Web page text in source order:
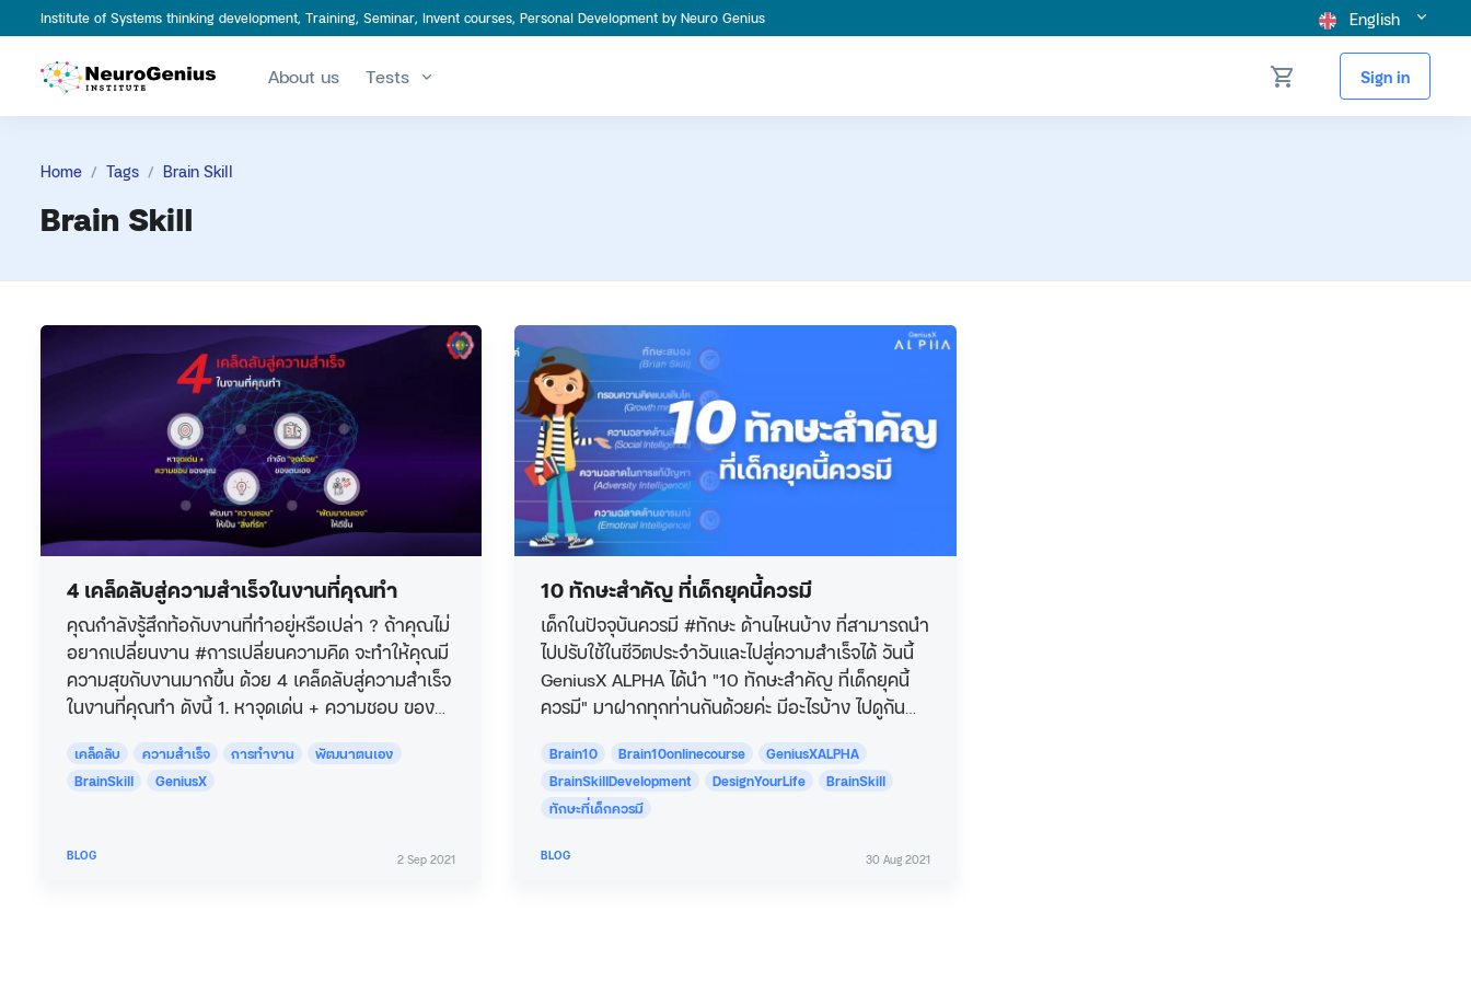
Institute of Systems thinking development, Training, Seminar, Invent courses, Personal Development by Neuro Genius English
About us Tests Sign in
Home Tags Brain Skill
Brain Skill
4 เคล็ดลับสู่ความสำเร็จในงานที่คุณทำ
คุณกำลังรู้สึกท้อกับงานที่ทำอยู่หรือเปล่า ? ถ้าคุณไม่
อยากเปลี่ยนงาน #การเปลี่ยนความคิด จะทำให้คุณมี
ความสุขกับงานมากขึ้น ด้วย 4 เคล็ดลับสู่ความสำเร็จ
ในงานที่คุณทำ ดังนี้ 1. หาจุดเด่น + ความชอบ ของ
เคล็ดลับ ความสำเร็จ การทำงาน
พัฒนาตนเอง
BrainSkill
GeniusX
BLOG 2 Sep 2021
10 ทักษะสำคัญ ที่เด็กยุคนี้ควรมี
เด็กในปัจจุบันควรมี #ทักษะ ด้านไหนบ้าง ที่สามารถนำ
ไปปรับใช้ในชีวิตประจำวันและไปสู่ความสำเร็จได้ วันนี้
GeniusX ALPHA ได้นำ "10 ทักษะสำคัญ ที่เด็กยุคนี้
ควรมี" มาฝากทุกท่านกันด้วยค่ะ มีอะไรบ้าง ไปดูกัน
Brain10 Brain10onlinecourse
GeniusXALPHA
BrainSkillDevelopment
DesignYourLife
BrainSkill
ทักษะที่เด็กควรมี
BLOG 30 Aug 2021